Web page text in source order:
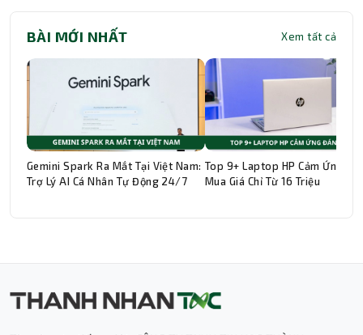
BÀI MỚI NHẤT Xem tất cả
Gemini Spark Ra Mắt Tại Việt Nam:
Trợ Lý AI Cá Nhân Tự Động 24/7
Top 9+ Laptop HP Cảm Ứng
Mua Giá Chỉ Từ 16 Triệu